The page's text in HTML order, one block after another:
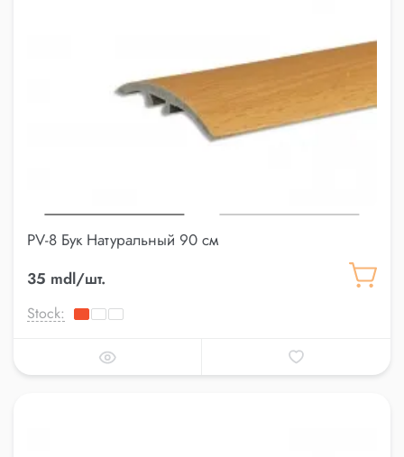
PV-8 Бук Натуральный 90 см
35 mdl/шт.
Stock: